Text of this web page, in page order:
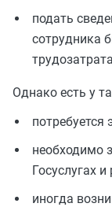
подать
сотрудника
Однако есть у
потребуется
необходимо
Госуслугах
иногда